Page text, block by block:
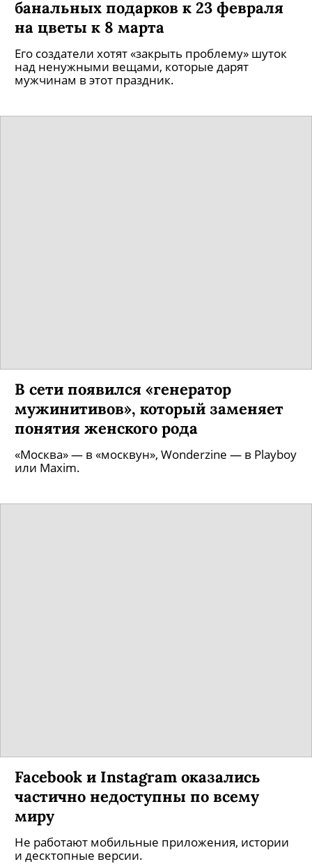
банальных подарков к 23 февраля
на цветы к 8 марта
Его создатели хотят «закрыть проблему» шуток
над ненужными вещами, которые дарят
мужчинам в этот праздник.
В сети появился «генератор
мужинитивов», который заменяет
понятия женского рода
«Москва» — в «москвун», Wonderzine — в Playboy
или Maxim.
Facebook и Instagram оказались
частично недоступны по всему
миру
Не работают мобильные приложения, истории
и десктопные версии.